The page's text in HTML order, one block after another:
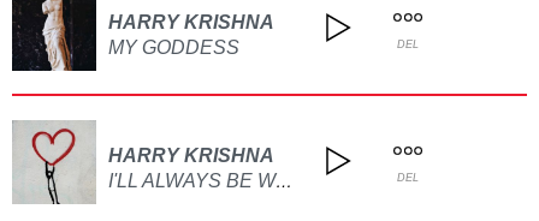
HARRY KRISHNA
MY GODDESS
DEL
HARRY KRISHNA
I'LL ALWAYS BE WITH YOU (THE WIDOWER) DEL